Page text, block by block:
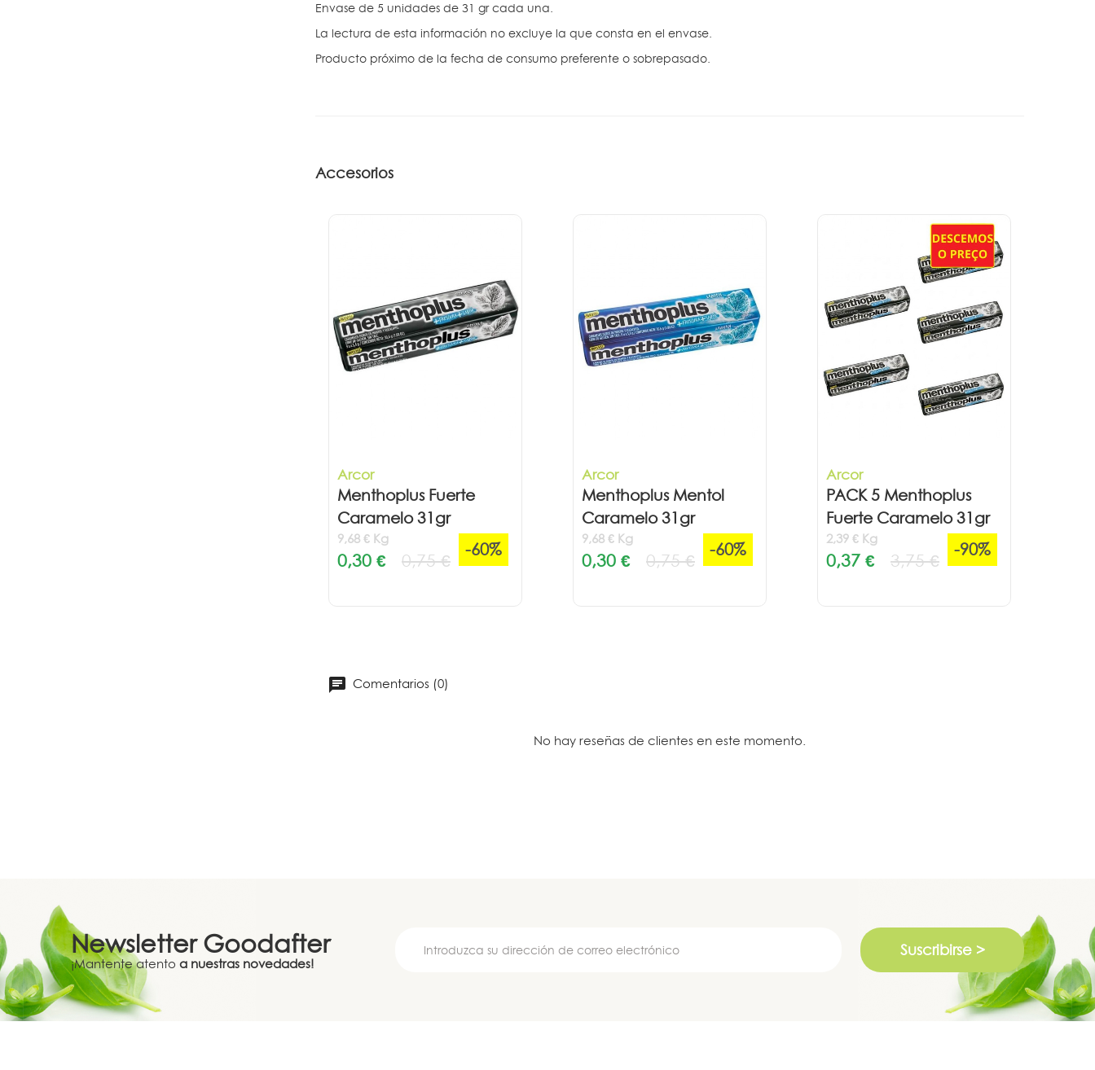
Envase de 5 unidades de 31 gr cada una.
La lectura de esta información no excluye la que consta en el envase.
Producto próximo de la fecha de consumo preferente o sobrepasado.
Accesorios
Arcor
Menthoplus Fuerte
Caramelo 31gr
9,68 € Kg
0,30 € 0,75 €
-60%
Arcor
Menthoplus Mentol
Caramelo 31gr
9,68 € Kg
0,30 € 0,75 €
-60%
Arcor
PACK 5 Menthoplus
Fuerte Caramelo 31gr
2,39 € Kg
0,37 € 3,75 €
-90%
Comentarios (0)
No hay reseñas de clientes en este momento.
Newsletter Goodafter
¡Mantente atento a nuestras novedades!
Suscribirse >